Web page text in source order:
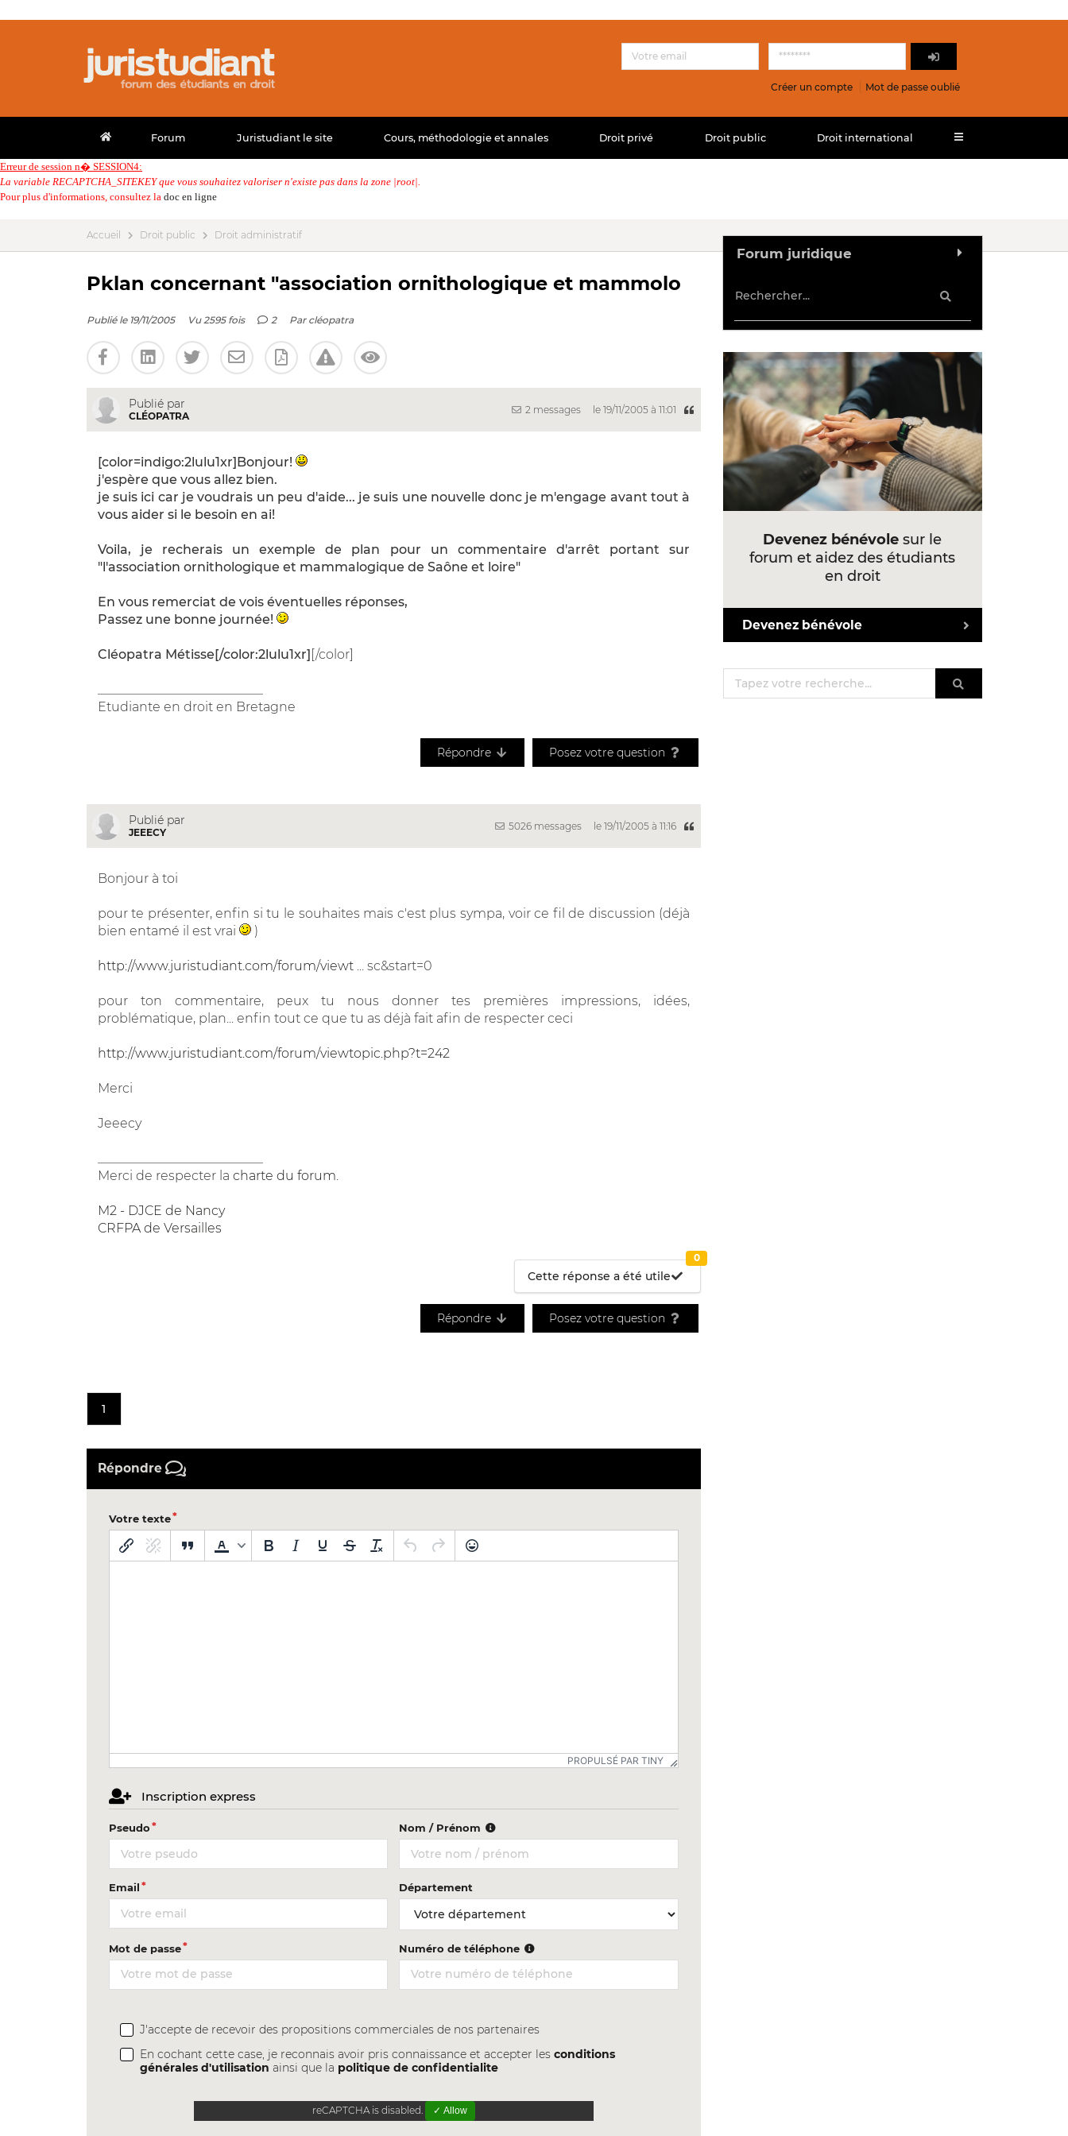
Créer un compte Mot de passe oublié
Forum Juristudiant le site Cours, méthodologie et annales Droit privé Droit public Droit international
Erreur de session n� SESSION4:
La variable RECAPTCHA_SITEKEY que vous souhaitez valoriser n'existe pas dans la zone |root|.
Pour plus d'informations, consultez la doc en ligne
Accueil Droit public Droit administratif
Pklan concernant "association ornithologique et mammolo
Publié le 19/11/2005 Vu 2595 fois 2 Par cléopatra
Publié par
CLÉOPATRA
2 messages le 19/11/2005 à 11:01
[color=indigo:2lulu1xr]Bonjour!
j'espère que vous allez bien.
je suis ici car je voudrais un peu d'aide... je suis une nouvelle donc je m'engage avant tout à
vous aider si le besoin en ai!
Voila, je recherais un exemple de plan pour un commentaire d'arrêt portant sur
"l'association ornithologique et mammalogique de Saône et loire"
En vous remerciat de vois éventuelles réponses,
Passez une bonne journée!
Cléopatra Métisse[/color:2lulu1xr][/color]
Etudiante en droit en Bretagne
Répondre Posez votre question
Publié par
JEEECY
5026 messages le 19/11/2005 à 11:16
Bonjour à toi
pour te présenter, enfin si tu le souhaites mais c'est plus sympa, voir ce fil de discussion (déjà
bien entamé il est vrai
)
http://www.juristudiant.com/forum/viewt... sc&start=0
pour ton commentaire, peux tu nous donner tes premières impressions, idées,
problématique, plan... enfin tout ce que tu as déjà fait afin de respecter ceci
http://www.juristudiant.com/forum/viewtopic.php?t=242
Merci
Jeeecy
Merci de respecter la charte du forum
M2 - DJCE de Nancy
CRFPA de Versailles
Cette réponse a été utile
0
Répondre Posez votre question
1
Répondre
Votre texte
PROPULSÉ PAR TINY
Inscription express
Pseudo Nom / Prénom
Email Département
Mot de passe Numéro de téléphone
J'accepte de recevoir des propositions commerciales de nos partenaires
En cochant cette case, je reconnais avoir pris connaissance et accepter lesconditions
générales d'utilisation ainsi que la politique de confidentialite
reCAPTCHA is disabled. ✓ Allow
Forum juridique
Devenez bénévole sur le
forum et aidez des étudiants
en droit
Devenez bénévole